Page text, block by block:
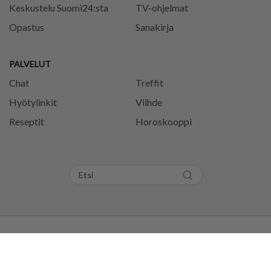
Keskustelu Suomi24:sta
Opastus
PALVELUT
Chat
Treffit
Hyötylinkit
Viihde
Reseptit
Horoskooppi
TV-ohjelmat
Sanakirja